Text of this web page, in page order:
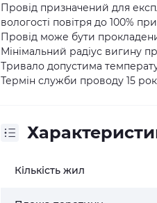
Провід призначений для
вологості повітря до 100%
Провід може бути
Мінімальний радіус вигину
Тривало допустима
Термін служби проводу 15
Кількість жил